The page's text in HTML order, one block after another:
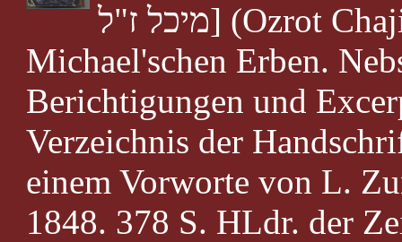
מיכל ז"ל] (Ozrot Chajim). Herausgegeben von den
Michael'schen Erben.
Berichtigungen und
Verzeichnis der
einem Vorworte von L.
1848. 378 S. HLdr. der